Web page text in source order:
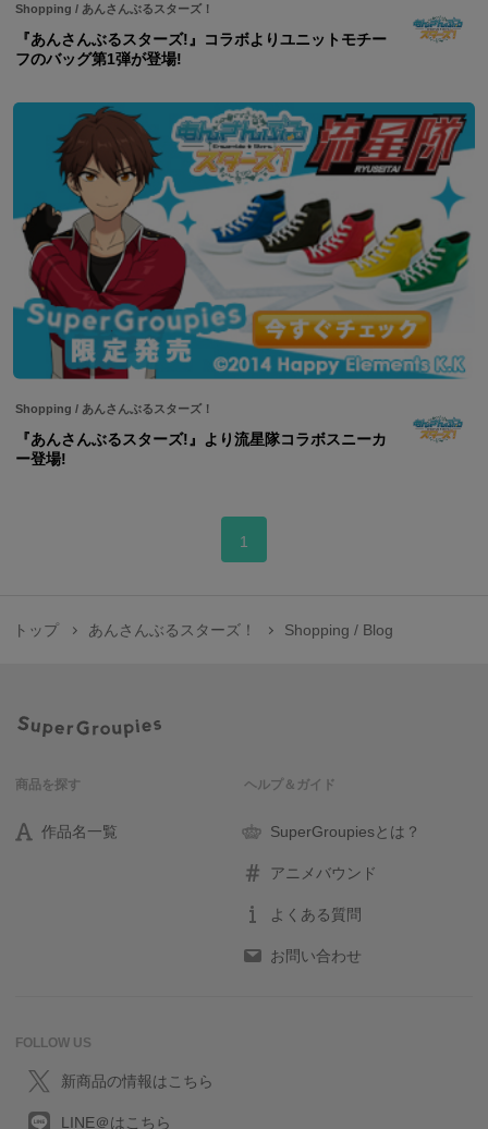
Shopping / あんさんぶるスターズ！
『あんさんぶるスターズ!』コラボよりユニットモチー
フのバッグ第1弾が登場!
Shopping / あんさんぶるスターズ！
『あんさんぶるスターズ!』より流星隊コラボスニーカ
ー登場!
1
トップ あんさんぶるスターズ！ Shopping / Blog
商品を探す
作品名一覧
ヘルプ＆ガイド
SuperGroupiesとは？
アニメバウンド
よくある質問
お問い合わせ
FOLLOW US
新商品の情報はこちら
LINE＠はこちら